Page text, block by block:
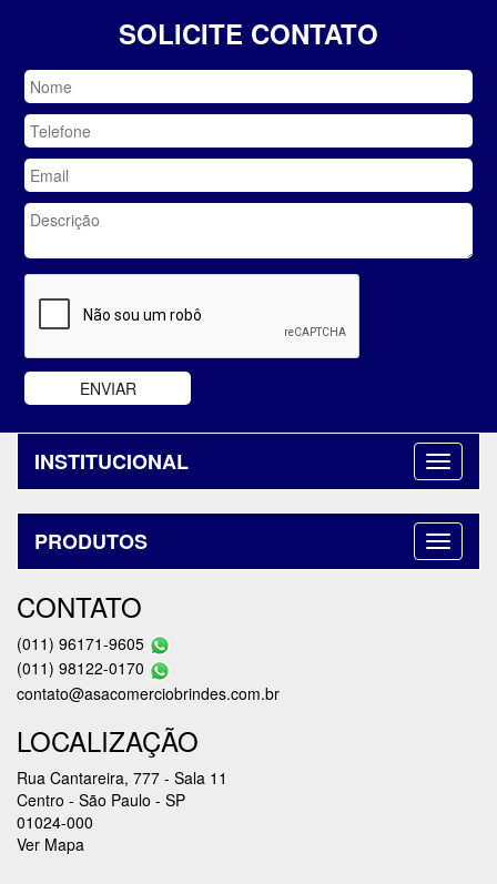
SOLICITE CONTATO
INSTITUCIONAL
PRODUTOS
CONTATO
(011) 96171-9605
(011) 98122-0170
contato@asacomerciobrindes.com.br
LOCALIZAÇÃO
Rua Cantareira, 777 - Sala 11
Centro - São Paulo - SP
01024-000
Ver Mapa